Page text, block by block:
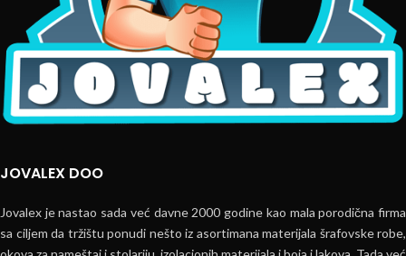
JOVALEX DOO
Jovalex je nastao sada već davne 2000 godine kao mala porodična firma
sa ciljem da tržištu ponudi nešto iz asortimana materijala šrafovske robe,